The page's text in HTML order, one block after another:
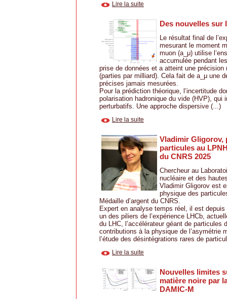
Lire la suite
Des nouvelles sur
Le résultat final de
mesurant le moment
muon (a_μ) utilise
accumulée pendant
prise de données et a atteint une précision
(parties par milliard). Cela fait de a_μ une
précises jamais mesurées.
Pour la prédiction théorique, l’incertitude
polarisation hadronique du vide (HVP), qui
perturbatifs. Une approche dispersive (...)
Lire la suite
Vladimir Gligorov,
particules au
du CNRS 2025
Chercheur au
nucléaire et des
Vladimir Gligorov est
physique des
Médaille d’argent du CNRS.
Expert en analyse temps réel, il est depuis
un des piliers de l’expérience LHCb,
du LHC, l’accélérateur géant de particules
contributions à la physique de l’asymétrie
l’étude des désintégrations rares de
Lire la suite
Nouvelles limites
matière noire par
DAMIC-M